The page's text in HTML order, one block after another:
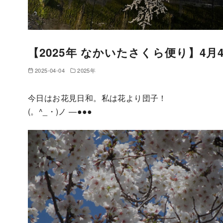
【2025年 なかいたさくら便り】4月
2025-04-04 2025年
今日はお花見日和。私は花より団子！
(。^_・)ノ ―●●●